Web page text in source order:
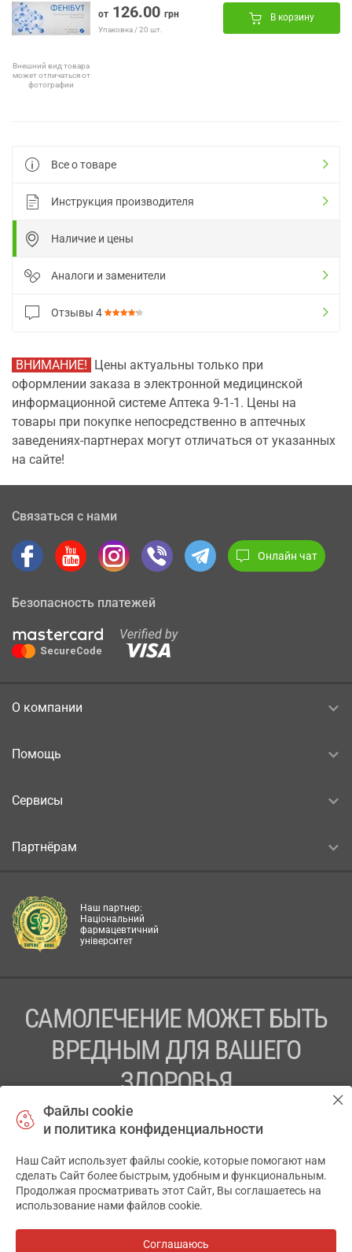
Внешний вид товара
может отличаться от
фотографии
от 126.00 грн
Упаковка / 20 шт.
В корзину
Все о товаре
Инструкция производителя
Наличие и цены
Аналоги и заменители
Отзывы 4
ВНИМАНИЕ! Цены актуальны только при
оформлении заказа в электронной медицинской
информационной системе Аптека 9-1-1. Цены на
товары при покупке непосредственно в аптечных
заведениях-партнерах могут отличаться от указанных
на сайте!
Связаться с нами
Онлайн чат
Безопасность платежей
О компании
Помощь
Сервисы
Партнёрам
Наш партнер:
Національний
фармацевтичний
університет
САМОЛЕЧЕНИЕ МОЖЕТ БЫТЬ
ВРЕДНЫМ ДЛЯ ВАШЕГО
ЗДОРОВЬЯ
ПЕРЕД ПРИМЕНЕНИЕМ ПРЕПАРАТА
ПРОКОНСУЛЬТИРУЙТЕСЬ С ВРАЧОМ
ТОВ «АПТЕКА 911.ЮА» Код ЄДРПОУ 43631965.
Отказ от ответственности
АПТЕКА911.ЮА
Файлы cookie
и политика конфиденциальности
Наш Сайт использует файлы cookie, которые помогают нам
сделать Сайт более быстрым, удобным и функциональным.
Продолжая просматривать этот Сайт, Вы соглашаетесь на
использование нами файлов cookie.
Соглашаюсь
✕